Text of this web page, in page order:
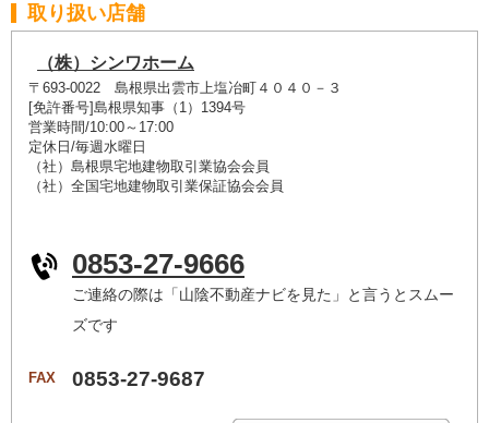
取り扱い店舗
（株）シンワホーム
〒693-0022 島根県出雲市上塩冶町４０４０－３
[免許番号]島根県知事（1）1394号
営業時間/10:00～17:00
定休日/毎週水曜日
（社）島根県宅地建物取引業協会会員
（社）全国宅地建物取引業保証協会会員
0853-27-9666
ご連絡の際は「山陰不動産ナビを見た」と言うとスムー
ズです
FAX 0853-27-9687